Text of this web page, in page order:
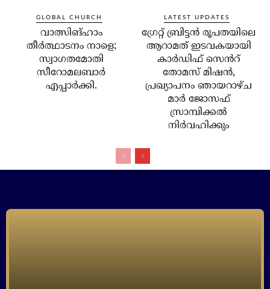
GLOBAL CHURCH
വാത്സിങ്ഹാം
തീർത്ഥാടനം നാളെ;
സ്വാഗതമോതി
സീറോമലബാർ
എപ്പാർക്കി.
LATEST UPDATES
ഗ്രേറ്റ് ബ്രിട്ടൻ രൂപതയിലെ
ആറാമത് ഇടവകയായി
കാർഡിഫ് സെൻറ്
തോമസ് മിഷൻ,
പ്രഖ്യാപനം ഞായറാഴ്ച
മാർ ജോസഫ്
സ്രാമ്പിക്കൽ
നിർവഹിക്കും